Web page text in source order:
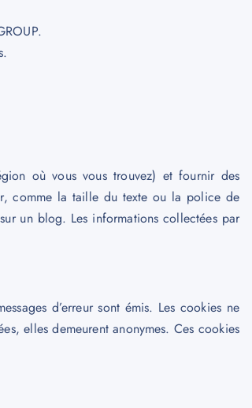
où vous vous trouvez) et fournir des
comme la taille du texte ou la police de
un blog. Les informations collectées par
d’erreur sont émis. Les cookies ne
elles demeurent anonymes. Ces cookies